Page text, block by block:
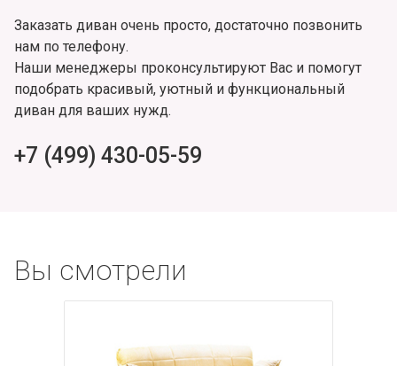
Заказать диван очень просто, достаточно позвонить
нам по телефону.
Наши менеджеры проконсультируют Вас и помогут
подобрать красивый, уютный и функциональный
диван для ваших нужд.
+7 (499) 430-05-59
Вы смотрели